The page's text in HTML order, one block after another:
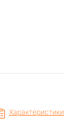
Характеристики